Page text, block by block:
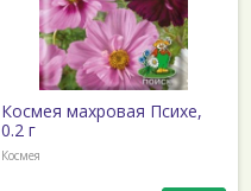
Космея махровая Психе,
0.2 г
Космея